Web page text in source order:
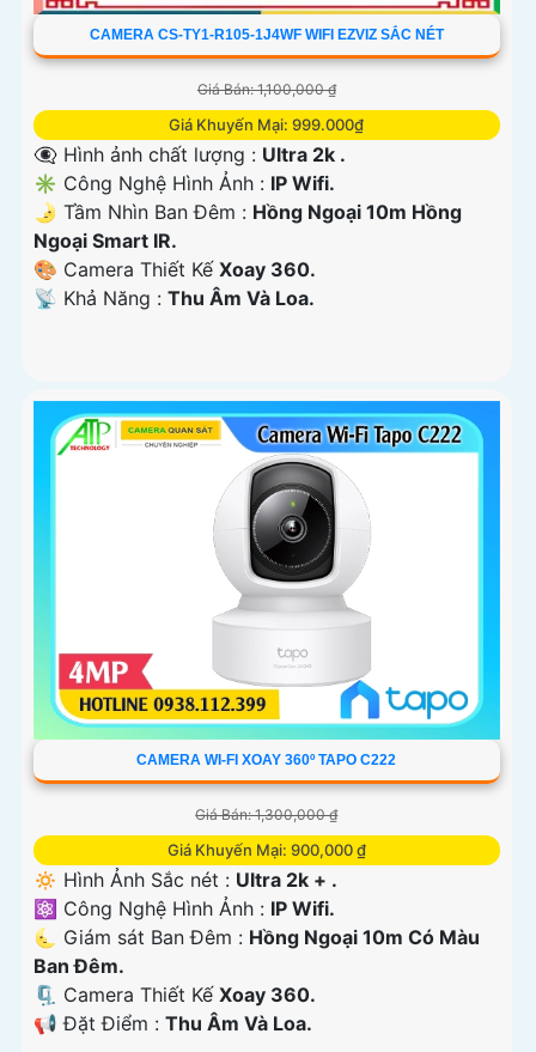
CAMERA CS-TY1-R105-1J4WF WIFI EZVIZ SẮC NÉT
Giá Bán: 1,100,000 ₫
Giá Khuyến Mại: 999.000₫
👁️‍🗨 Hình ảnh chất lượng : Ultra 2k .
✳️ Công Nghệ Hình Ảnh : IP Wifi.
🌛 Tầm Nhìn Ban Đêm : Hồng Ngoại 10m Hồng
Ngoại Smart IR.
🎨 Camera Thiết Kế Xoay 360.
️📡 Khả Năng : Thu Âm Và Loa.
CAMERA WI-FI XOAY 360º TAPO C222
Giá Bán: 1,300,000 ₫
Giá Khuyến Mại: 900,000 ₫
🔅 Hình Ảnh Sắc nét : Ultra 2k + .
⚛️ Công Nghệ Hình Ảnh : IP Wifi.
🌜 Giám sát Ban Đêm : Hồng Ngoại 10m Có Màu
Ban Ðêm.
🗜️ Camera Thiết Kế Xoay 360.
️📢 Đặt Điểm : Thu Âm Và Loa.